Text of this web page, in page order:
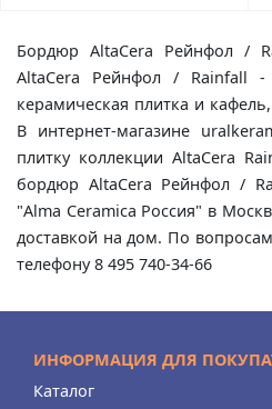
Бордюр AltaCera Рейнфол /
AltaCera Рейнфол / Rainfall -
керамическая плитка и
В интернет-магазине
плитку коллекции AltaCera
бордюр AltaCera Рейнфол /
"Alma Ceramica Россия" в
доставкой на дом. По
телефону 8 495 740-34-66
ИНФОРМАЦИЯ ДЛЯ
Каталог